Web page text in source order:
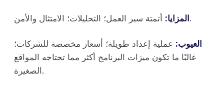
المزايا:أتمتة سير العمل؛ التحليلات؛ الامتثال والأمن.
العيوب: عملية إعداد طويلة؛ أسعار مخصصة للشركات؛
غالبًا ما تكون ميزات البرنامج أكثر مما تحتاجه المواقع
الصغيرة.